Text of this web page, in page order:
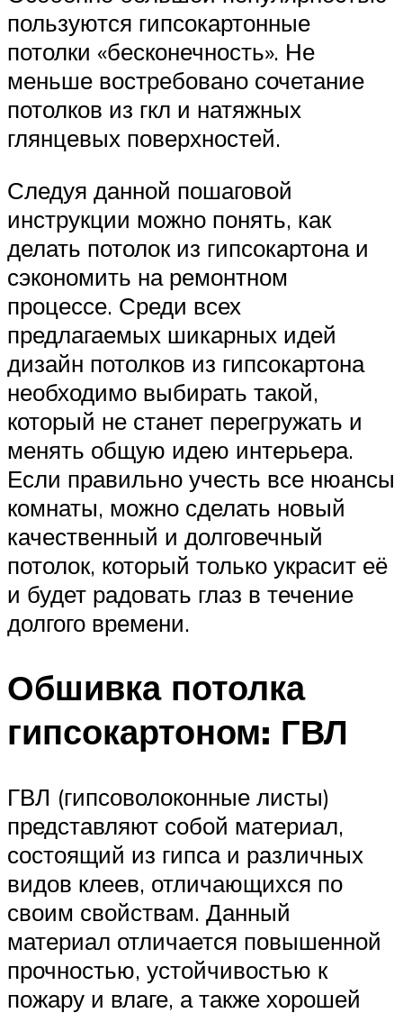
пользуются гипсокартонные
потолки «бесконечность». Не
меньше востребовано сочетание
потолков из гкл и натяжных
глянцевых поверхностей.
Следуя данной пошаговой
инструкции можно понять, как
делать потолок из гипсокартона и
сэкономить на ремонтном
процессе. Среди всех
предлагаемых шикарных идей
дизайн потолков из гипсокартона
необходимо выбирать такой,
который не станет перегружать и
менять общую идею интерьера.
Если правильно учесть все нюансы
комнаты, можно сделать новый
качественный и долговечный
потолок, который только украсит её
и будет радовать глаз в течение
долгого времени.
Обшивка потолка
гипсокартоном: ГВЛ
ГВЛ (гипсоволоконные листы)
представляют собой материал,
состоящий из гипса и различных
видов клеев, отличающихся по
своим свойствам. Данный
материал отличается повышенной
прочностью, устойчивостью к
пожару и влаге, а также хорошей